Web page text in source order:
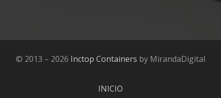
© 2013 – 2026 Inctop Containers by MirandaDigital
INICIO